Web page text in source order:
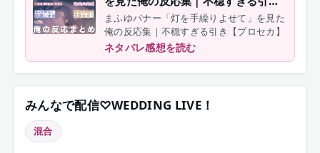
【プロセカ】
まふゆバナー「灯を手繰りよせて」を見た
俺の反応集｜不穏すぎる引き【プロセカ】
ネタバレ感想を読む
みんなで配信♡WEDDING LIVE！
混合